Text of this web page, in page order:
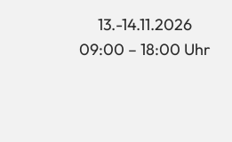
13.-14.11.2026
09:00 – 18:00 Uhr